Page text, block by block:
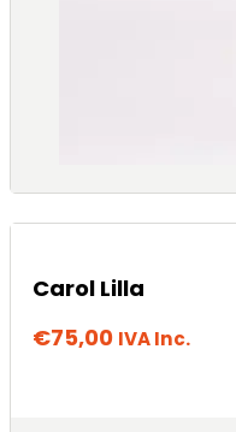
Carol Lilla
€75,00 IVA Inc.